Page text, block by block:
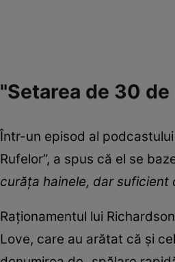
"Setarea de 30
Într-un episod al podcastului
Rufelor”, a spus că el se
curăța hainele, dar suficient
Raționamentul lui
Love, care au arătat că și